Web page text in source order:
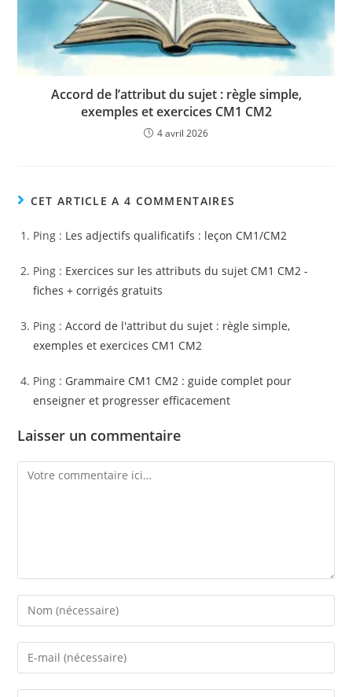
Accord de l’attribut du sujet : règle simple,
exemples et exercices CM1 CM2
4 avril 2026
CET ARTICLE A 4 COMMENTAIRES
Ping : Les adjectifs qualificatifs : leçon CM1/CM2
Ping : Exercices sur les attributs du sujet CM1 CM2 -
fiches + corrigés gratuits
Ping :Accord de l'attribut du sujet : règle simple,
exemples et exercices CM1 CM2
Ping : Grammaire CM1 CM2 : guide complet pour
enseigner et progresser efficacement
Laisser un commentaire